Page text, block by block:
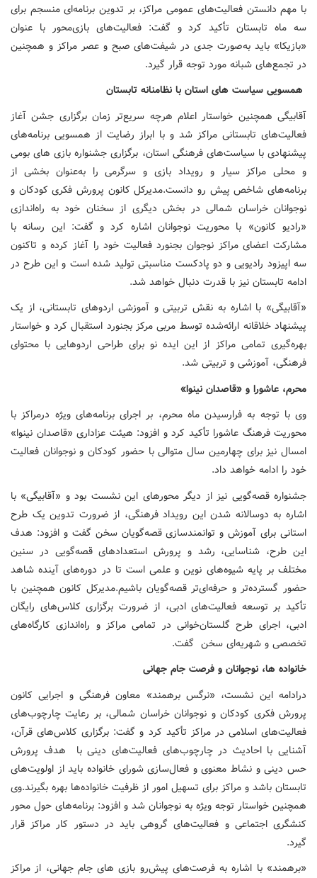
با مهم دانستن فعالیت‌های عمومی مراکز، بر تدوین برنامه‌ای منسجم برای
سه ماه تابستان تأکید کرد و گفت: فعالیت‌های بازی‌محور با عنوان
«بازیکا» باید به‌صورت جدی در شیفت‌های صبح و عصر مراکز و همچنین
در تجمع‌های شبانه مورد توجه قرار گیرد.
همسویی سیاست های استان با نظامنانه تابستان
آقابیگی همچنین خواستار اعلام هرچه سریع‌تر زمان برگزاری جشن آغاز
فعالیت‌های تابستانی مراکز شد و با ابراز رضایت از همسویی برنامه‌های
پیشنهادی با سیاست‌های فرهنگی استان، برگزاری جشنواره بازی های بومی
و محلی مراکز سیار و رویداد بازی و سرگرمی را به‌عنوان بخشی از
برنامه‌های شاخص پیش رو دانست.مدیرکل کانون پرورش فکری کودکان و
نوجوانان خراسان شمالی در بخش دیگری از سخنان خود به راه‌اندازی
«رادیو کانون» با محوریت نوجوانان اشاره کرد و گفت: این رسانه با
مشارکت اعضای مراکز نوجوان بجنورد فعالیت خود را آغاز کرده و تاکنون
سه اپیزود رادیویی و دو پادکست مناسبتی تولید شده است و این طرح در
ادامه تابستان نیز با قدرت دنبال خواهد شد.
«آقابیگی» با اشاره به نقش تربیتی و آموزشی اردوهای تابستانی، از یک
پیشنهاد خلاقانه ارائه‌شده توسط مربی مرکز بجنورد استقبال کرد و خواستار
بهره‌گیری تمامی مراکز از این ایده‌ نو برای طراحی اردوهایی با محتوای
فرهنگی، آموزشی و تربیتی شد.
محرم، عاشورا و «قاصدان نینوا»
وی با توجه به فرارسیدن ماه محرم، بر اجرای برنامه‌های ویژه درمراکز با
محوریت فرهنگ عاشورا تأکید کرد و افزود: هیئت عزاداری «قاصدان نینوا»
امسال نیز برای چهارمین سال متوالی با حضور کودکان و نوجوانان فعالیت
خود را ادامه خواهد داد.
جشنواره قصه‌گویی نیز از دیگر محورهای این نشست بود و «آقابیگی» با
اشاره به دوسالانه شدن این رویداد فرهنگی، از ضرورت تدوین یک طرح
استانی برای آموزش و توانمندسازی قصه‌گویان سخن گفت و افزود: هدف
این طرح، شناسایی، رشد و پرورش استعدادهای قصه‌گویی در سنین
مختلف بر پایه شیوه‌های نوین و علمی است تا در دوره‌های آینده شاهد
حضور گسترده‌تر و حرفه‌ای‌تر قصه‌گویان باشیم.مدیرکل کانون همچنین با
تأکید بر توسعه فعالیت‌های ادبی، از ضرورت برگزاری کلاس‌های رایگان
ادبی، اجرای طرح گلستان‌خوانی در تمامی مراکز و راه‌اندازی کارگاه‌های
تخصصی و شهریه‌ای سخن گفت.
خانواده ها، نوجوانان و فرصت جام جهانی
درادامه این نشست، «نرگس برهمند» معاون فرهنگی و اجرایی کانون
پرورش فکری کودکان و نوجوانان خراسان شمالی، بر رعایت چارچوب‌های
فعالیت‌های اسلامی در مراکز تأکید کرد و گفت: برگزاری کلاس‌های قرآن،
آشنایی با احادیث در چارچوب‌های فعالیت‌های دینی با هدف پرورش
حس دینی و نشاط معنوی و فعال‌سازی شورای خانواده باید از اولویت‌های
تابستان باشد و مراکز برای تسهیل امور از ظرفیت خانواده‌ها بهره بگیرند.وی
همچنین خواستار توجه ویژه به نوجوانان شد و افزود: برنامه‌های حول محور
کنشگری اجتماعی و فعالیت‌های گروهی باید در دستور کار مراکز قرار
گیرد.
«برهمند» با اشاره به فرصت‌های پیش‌رو بازی های جام جهانی، از مراکز